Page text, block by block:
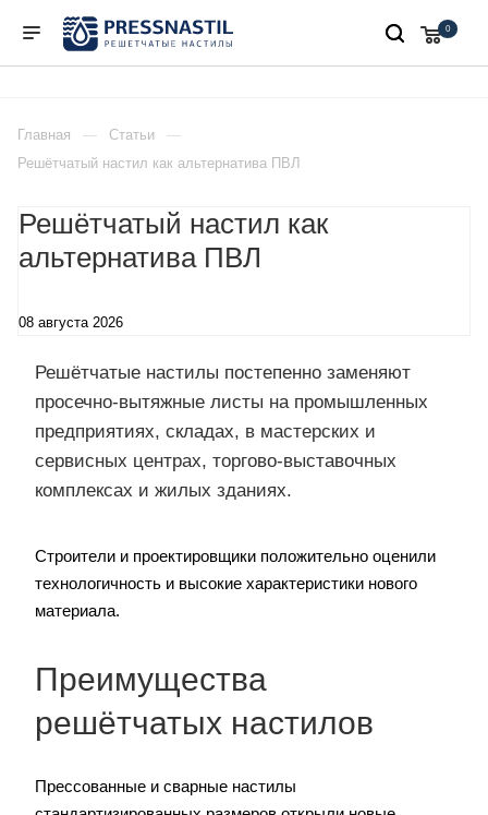
0
Главная
Статьи
Решётчатый настил как альтернатива ПВЛ
Решётчатый настил как
альтернатива ПВЛ
08 августа 2026
Решётчатые настилы постепенно заменяют
просечно-вытяжные листы на промышленных
предприятиях, складах, в мастерских и
сервисных центрах, торгово-выставочных
комплексах и жилых зданиях.
Строители и проектировщики положительно оценили
технологичность и высокие характеристики нового
материала.
Преимущества
решётчатых настилов
Прессованные и сварные настилы